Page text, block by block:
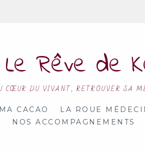
Le Rêve de
CŒUR DU VIVANT, RETROUVER SA
CACAO LA ROUE
NOS ACCOMPAGNEMENTS